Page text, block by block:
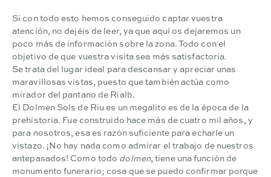
Si con todo esto hemos conseguido captar vuestra
atención, no dejéis de leer, ya que aquí os dejaremos un
poco más de información sobre la zona. Todo con el
objetivo de que vuestra visita sea más satisfactoria.
Se trata del lugar ideal para descansar y apreciar unas
maravillosas vistas, puesto que también actúa como
mirador del pantano de Rialb.
El Dolmen Sols de Riu es un megalito es de la época de la
prehistoria. Fue construido hace más de cuatro mil años, y
para nosotros, esa es razón suficiente para echarle un
vistazo. ¡No hay nada como admirar el trabajo de nuestros
antepasados! Como todo dolmen, tiene una función de
monumento funerario; cosa que se puedo confirmar porque